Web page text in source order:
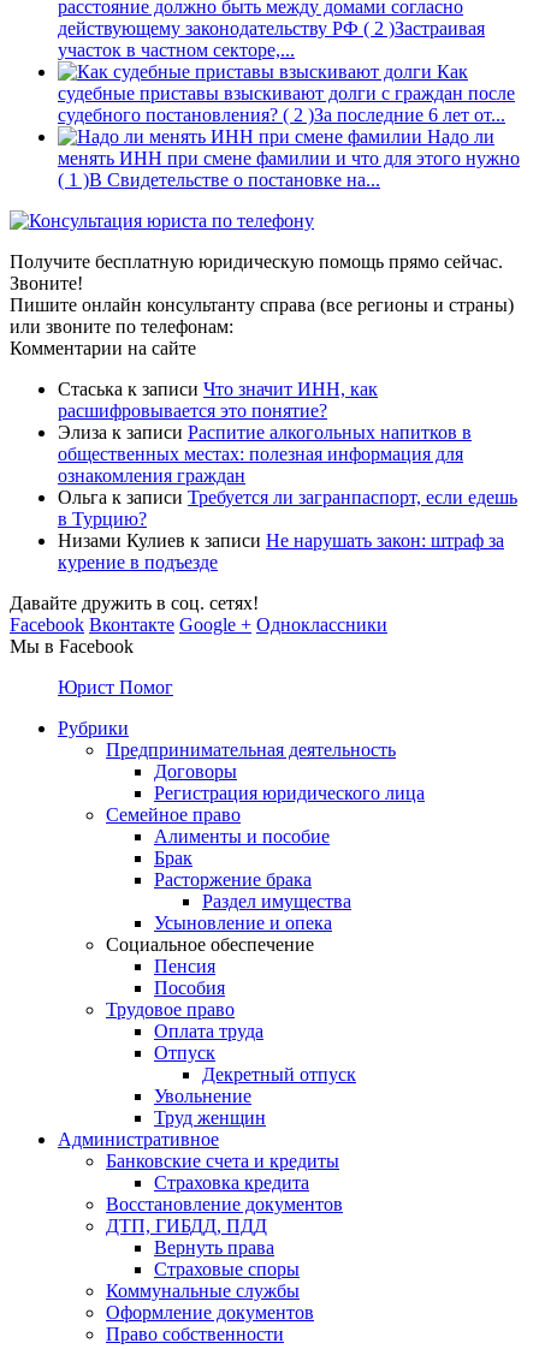
расстояние должно быть между домами согласно
действующему законодательству РФ ( 2 )Застраивая
участок в частном секторе,...
Как
судебные приставы взыскивают долги с граждан после
судебного постановления? ( 2 )За последние 6 лет от...
Надо ли
менять ИНН при смене фамилии и что для этого нужно
( 1 )В Свидетельстве о постановке на...
Получите бесплатную юридическую помощь прямо сейчас.
Звоните!
Пишите онлайн консультанту справа (все регионы и страны)
или звоните по телефонам:
Комментарии на сайте
Стаська к записи Что значит ИНН, как
расшифровывается это понятие?
Элиза к записи Распитие алкогольных напитков в
общественных местах: полезная информация для
ознакомления граждан
Ольга к записи Требуется ли загранпаспорт, если едешь
в Турцию?
Низами Кулиев к записи Не нарушать закон: штраф за
курение в подъезде
Давайте дружить в соц. сетях!
Facebook Вконтакте Google + Одноклассники
Мы в Facebook
Юрист Помог
Рубрики
Предпринимательная деятельность
Договоры
Регистрация юридического лица
Семейное право
Алименты и пособие
Брак
Расторжение брака
Раздел имущества
Усыновление и опека
Социальное обеспечение
Пенсия
Пособия
Трудовое право
Оплата труда
Отпуск
Декретный отпуск
Увольнение
Труд женщин
Административное
Банковские счета и кредиты
Страховка кредита
Восстановление документов
ДТП, ГИБДД, ПДД
Вернуть права
Страховые споры
Коммунальные службы
Оформление документов
Право собственности